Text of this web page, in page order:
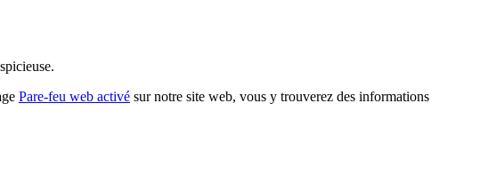
Pare-feu web activé sur notre site web, vous y trouverez des informations